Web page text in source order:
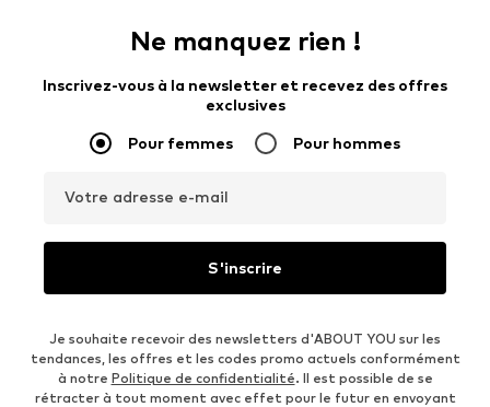
Ne manquez rien !
Inscrivez-vous à la newsletter et recevez des offres
exclusives
Pour femmes Pour hommes
Votre adresse e-mail
S'inscrire
Je souhaite recevoir des newsletters d'ABOUT YOU sur les
tendances, les offres et les codes promo actuels conformément
à notre Politique de confidentialité. Il est possible de se
rétracter à tout moment avec effet pour le futur en envoyant